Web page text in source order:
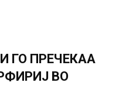
ГО ПРЕЧЕКАА
ВО